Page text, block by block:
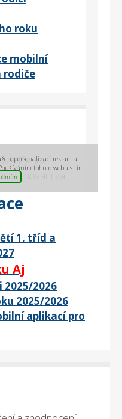
1. tříd a
Aj
2025/2026
2025/2026
aplikací pro